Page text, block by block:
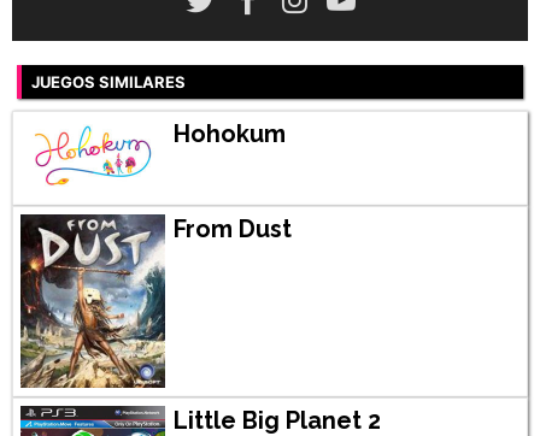
JUEGOS SIMILARES
Hohokum
From Dust
Little Big Planet 2